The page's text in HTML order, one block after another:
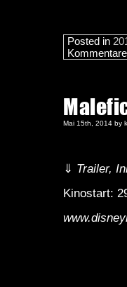
Posted in
Mai 15th, 2014 by
⇓ Trailer,
Kinostart: